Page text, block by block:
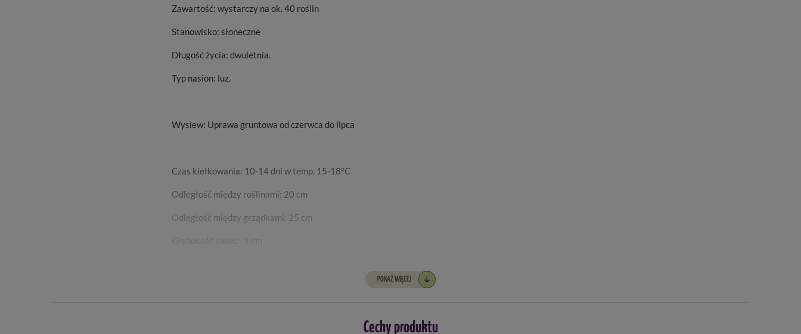
Zawartość: wystarczy na ok. 40 roślin
Stanowisko: słoneczne
Długość życia: dwuletnia.
Typ nasion: luz.
Wysiew: Uprawa gruntowa od czerwca do lipca
Czas kiełkowania: 10-14 dni w temp. 15-18°C
Odległość między roślinami: 20 cm
Odległość między grządkami: 25 cm
POKAŻ WIĘCEJ
Cechy produktu